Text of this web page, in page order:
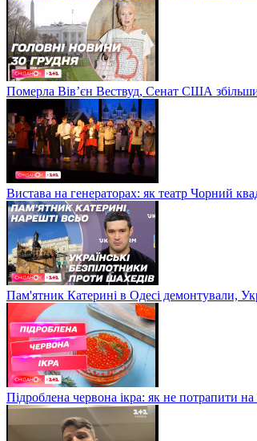
Померла Вівʼєн Вествуд, Сенат США
Вистава на генераторах: як театр Чорний
Пам'ятник Катерині в Одесі демонтували,
Підроблена червона ікра: як не потрапити